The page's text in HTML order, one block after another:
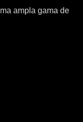
ampla gama de